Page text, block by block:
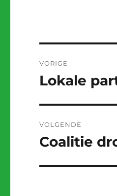
navigatie
VORIGE
Vorig
Lokale
VOLGENDE
Volgend
Coalitie